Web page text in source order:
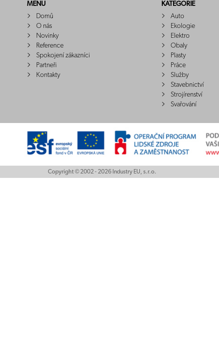
MENU
Domů
O nás
Novinky
Reference
Spokojení zákazníci
Partneři
Kontakty
KATEGORIE
Auto
Ekologie
Elektro
Obaly
Plasty
Práce
Služby
Stavebnictví
Strojírenství
Svařování
Copyright © 2002 - 2026 Industry EU, s.r.o.